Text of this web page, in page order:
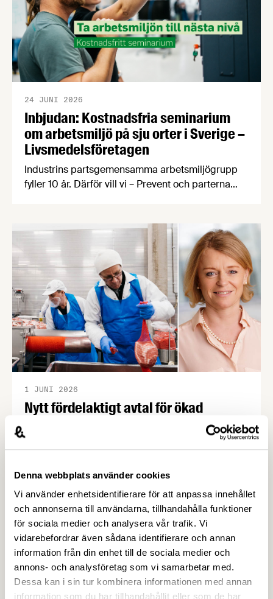
Denna webbplats använder cookies
Vi använder enhetsidentifierare för att anpassa innehållet
och annonserna till användarna, tillhandahålla funktioner
för sociala medier och analysera vår trafik. Vi
vidarebefordrar även sådana identifierare och annan
information från din enhet till de sociala medier och
annons- och analysföretag som vi samarbetar med.
Dessa kan i sin tur kombinera informationen med annan
information som du har tillhandahållit eller som de har
Inbjudan: Kostnadsfria seminarium
om arbetsmiljö på sju orter i Sverige –
Livsmedelsföretagen
24 JUNI 2026
Industrins partsgemensamma arbetsmiljögrupp
fyller 10 år. Därför vill vi – Prevent och parterna
halvdagsseminarium om arbetsmiljö.
Seminarierna äger rum i höst på sju olika orter.
Under seminariet kommer du att få med dig ett
antal nyttiga verktyg genom att vi varvar
föreläsningspass med …
Nytt fördelaktigt avtal för ökad
kompetens inom kött och chark –
Livsmedelsföretagen
1 JUNI 2026
arbetsmarknadsutbildning inom styck, slakt, chark
och livsmedel. Utbildningen kan börja genomföras
med de kraftigt förbättrade villkoren från och med
den 1 september 2026. Karin Thapper, ansvarig
kompetensförsörjning på Livsmedelsföretagen,
beskriver avtalet som en stor framgång.